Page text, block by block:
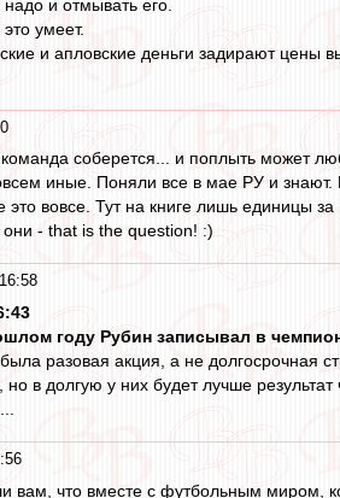
и отмывать его.
умеет.
и апловские деньги задирают цены
соберется... и поплыть может
иные. Поняли все в мае РУ и
вовсе. Тут на книге лишь единицы за
- that is the question! :)
году Рубин записывал в
разовая акция, а не долгосрочная
но в долгую у них будет лучше
вам, что вместе с футбольным миром,